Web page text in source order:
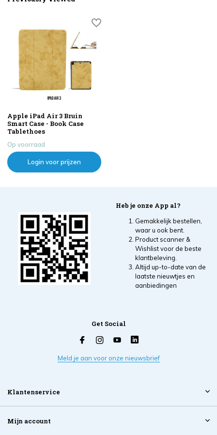
Apple iPad Air 3 Bruin
Smart Case - Book Case
Tablethoes
Op voorraad
Login voor prijzen
Heb je onze App al?
Gemakkelijk bestellen,
waar u ook bent.
Product scanner &
Wishlist voor de beste
klantbeleving.
Altijd up-to-date van de
laatste nieuwtjes en
aanbiedingen
Get Social
Meld je aan voor onze nieuwsbrief
Klantenservice
Mijn account